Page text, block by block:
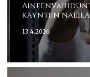
käyntiin
13.4.2026